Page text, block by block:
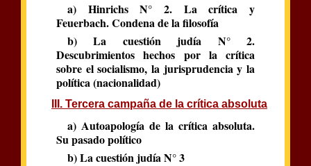
a) Hinrichs N° 2. La crítica y
Feuerbach. Condena de la filosofía
b) La cuestión judía N° 2.
Descubrimientos hechos por la crítica
sobre el socialismo, la jurisprudencia y la
política (nacionalidad)
III. Tercera campaña de la crítica absoluta
a) Autoapología de la crítica absoluta.
Su pasado político
b) La cuestión judía N° 3